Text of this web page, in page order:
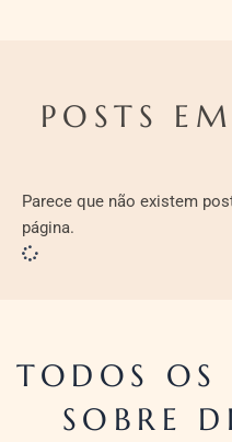
POSTS
Parece que não existem
página.
TODOS OS
SOBRE